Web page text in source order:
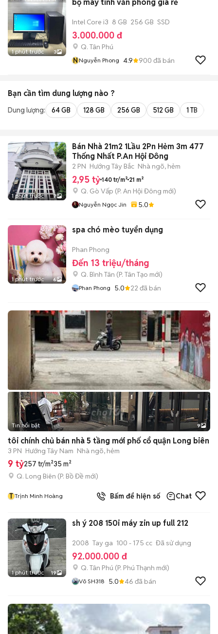
1 phút trước 3
bộ máy tính văn phòng giá rẻ
Intel Core i3 8 GB 256 GB SSD
3.000.000 đ
Q. Tân Phú
NNguyễn Phong 4.9 900 đã bán
Bạn cần tìm dung lượng nào ?
Dung lượng: 64 GB 128 GB 256 GB 512 GB 1 TB
1 phút trước 7
Bán Nhà 21m2 1Lầu 2Pn Hẻm 3m 477
Thống Nhất P.An Hội Đông
2 PN Hướng Tây Bắc Nhà ngõ, hẻm
2,95 tỷ 140 tr/m² 21 m²
Q. Gò Vấp (P. An Hội Đông mới)
Nguyễn Ngọc Jin 5.0
1 phút trước 6
spa chó mèo tuyển dụng
Phan Phong
Đến 13 triệu/tháng
Q. Bình Tân (P. Tân Tạo mới)
Phan Phong 5.0 22 đã bán
+2
Tin nổi bật 9
tôi chính chủ bán nhà 5 tầng mới phố cổ quận Long biên
3 PN Hướng Tây Nam Nhà ngõ, hẻm
9 tỷ257 tr/m²35 m²
Q. Long Biên (P. Bồ Đề mới)
T Trịnh Minh Hoàng Bấm để hiện số Chat
1 phút trước 19
sh ý 208 150i máy zin up full 212
2008 Tay ga 100 - 175 cc Đã sử dụng
92.000.000 đ
Q. Tân Phú (P. Phú Thạnh mới)
Võ SH318 5.0 46 đã bán